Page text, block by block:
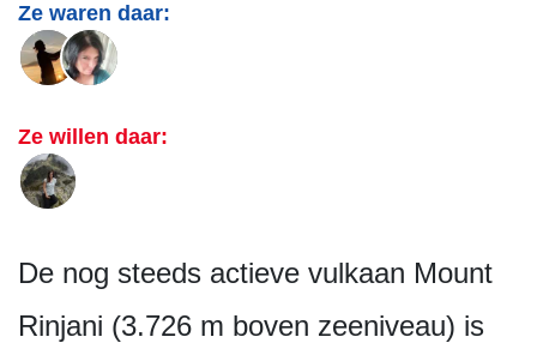
Ze waren daar:
Ze willen daar:
De nog steeds actieve vulkaan Mount
Rinjani (3.726 m boven zeeniveau) is